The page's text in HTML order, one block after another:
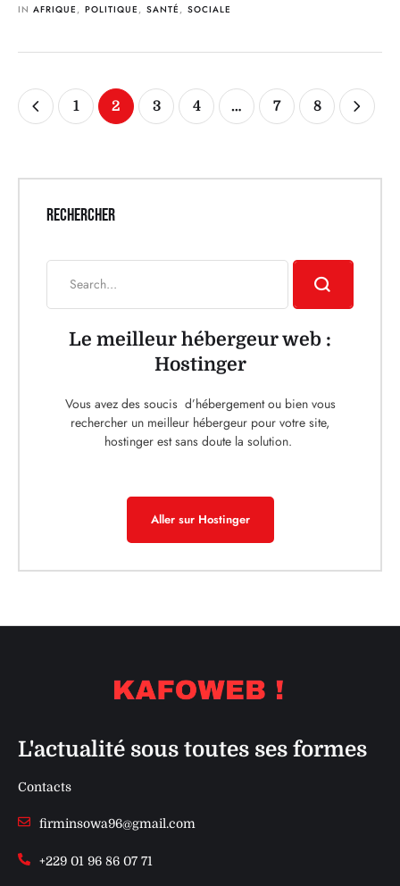
IN AFRIQUE , POLITIQUE , SANTÉ , SOCIALE
1 2 3 4 … 7 8
RECHERCHER
Le meilleur hébergeur web :
Hostinger
Vous avez des soucis d’hébergement ou bien vous
rechercher un meilleur hébergeur pour votre site,
hostinger est sans doute la solution.
Aller sur Hostinger
L'actualité sous toutes ses formes
Contacts
firminsowa96@gmail.com
+229 01 96 86 07 71